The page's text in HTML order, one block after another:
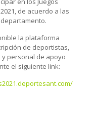
de acuerdo a las
la plataforma
de deportistas,
personal de apoyo
el siguiente link: